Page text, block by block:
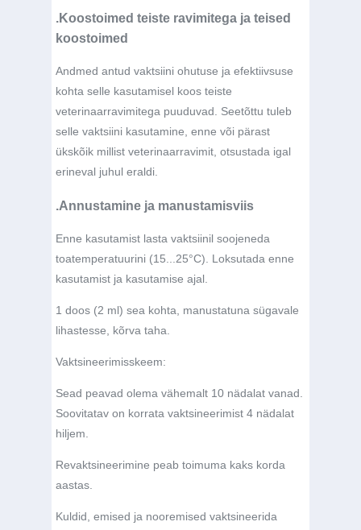
.Koostoimed teiste ravimitega ja teised
koostoimed
Andmed antud vaktsiini ohutuse ja efektiivsuse
kohta selle kasutamisel koos teiste
veterinaarravimitega puuduvad. Seetõttu tuleb
selle vaktsiini kasutamine, enne või pärast
ükskõik millist veterinaarravimit, otsustada igal
erineval juhul eraldi.
.Annustamine ja manustamisviis
Enne kasutamist lasta vaktsiinil soojeneda
toatemperatuurini (15...25°C). Loksutada enne
kasutamist ja kasutamise ajal.
1 doos (2 ml) sea kohta, manustatuna sügavale
lihastesse, kõrva taha.
Vaktsineerimisskeem:
Sead peavad olema vähemalt 10 nädalat vanad.
Soovitatav on korrata vaktsineerimist 4 nädalat
hiljem.
Revaktsineerimine peab toimuma kaks korda
aastas.
Kuldid, emised ja nooremised vaktsineerida